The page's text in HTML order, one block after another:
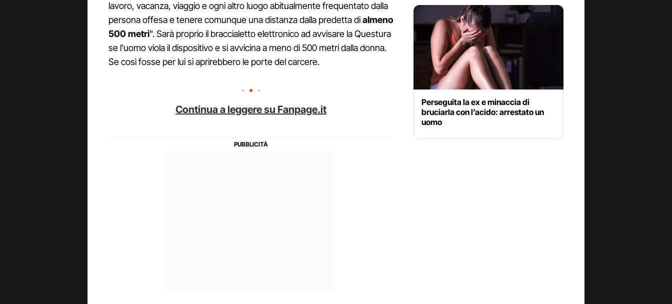
lavoro, vacanza, viaggio e ogni altro luogo abitualmente frequentato dalla
persona offesa e tenere comunque una distanza dalla predetta dialmeno
500 metri". Sarà proprio il braccialetto elettronico ad avvisare la Questura
se l'uomo viola il dispositivo e si avvicina a meno di 500 metri dalla donna.
Se così fosse per lui si aprirebbero le porte del carcere.
Continua a leggere su Fanpage.it
Perseguita la ex e minaccia di
bruciarla con l’acido: arrestato un
uomo